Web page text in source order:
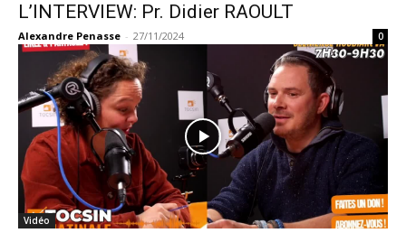
L’INTERVIEW: Pr. Didier RAOULT
Alexandre Penasse - 27/11/2024 0
Vidéo